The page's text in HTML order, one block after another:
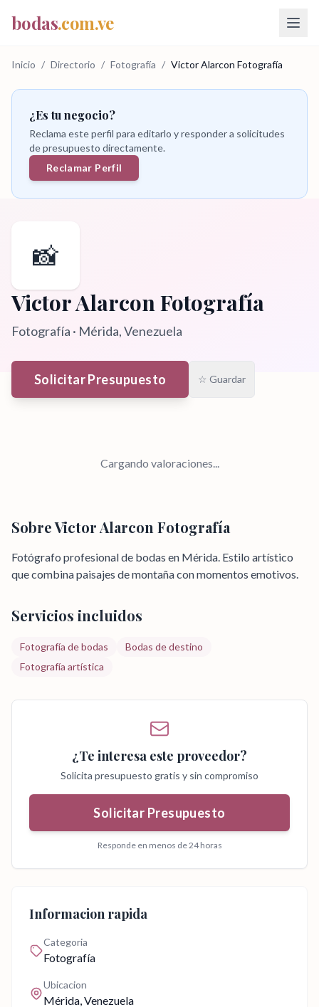
bodas.com.ve
Inicio / Directorio / Fotografía / Victor Alarcon Fotografía
¿Es tu negocio?
Reclama este perfil para editarlo y responder a solicitudes
de presupuesto directamente.
Reclamar Perfil
📸
Victor Alarcon Fotografía
Fotografía · Mérida, Venezuela
Solicitar Presupuesto ☆ Guardar
Cargando valoraciones...
SobreVictor Alarcon Fotografía
Fotógrafo profesional de bodas en Mérida. Estilo artístico
que combina paisajes de montaña con momentos emotivos.
Servicios incluidos
Fotografía de bodas
Bodas de destino
Fotografía artística
¿Te interesa este proveedor?
Solicita presupuesto gratis y sin compromiso
Solicitar Presupuesto
Responde en menos de 24 horas
Informacion rapida
Categoria
Fotografía
Ubicacion
Mérida, Venezuela